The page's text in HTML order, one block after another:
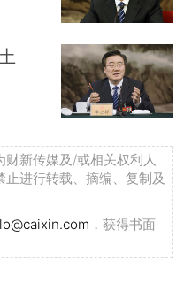
新传媒及/或相关权利人
进行转载、摘编、复制及
，获得书面